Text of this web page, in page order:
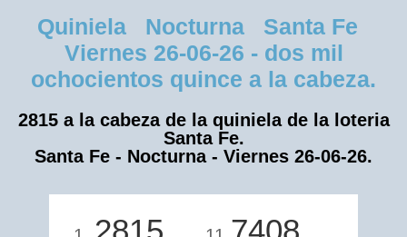
Quiniela Nocturna Santa Fe
Viernes 26-06-26 - dos mil
ochocientos quince a la cabeza.
2815 a la cabeza de la quiniela de la loteria
Santa Fe.
Santa Fe - Nocturna - Viernes 26-06-26.